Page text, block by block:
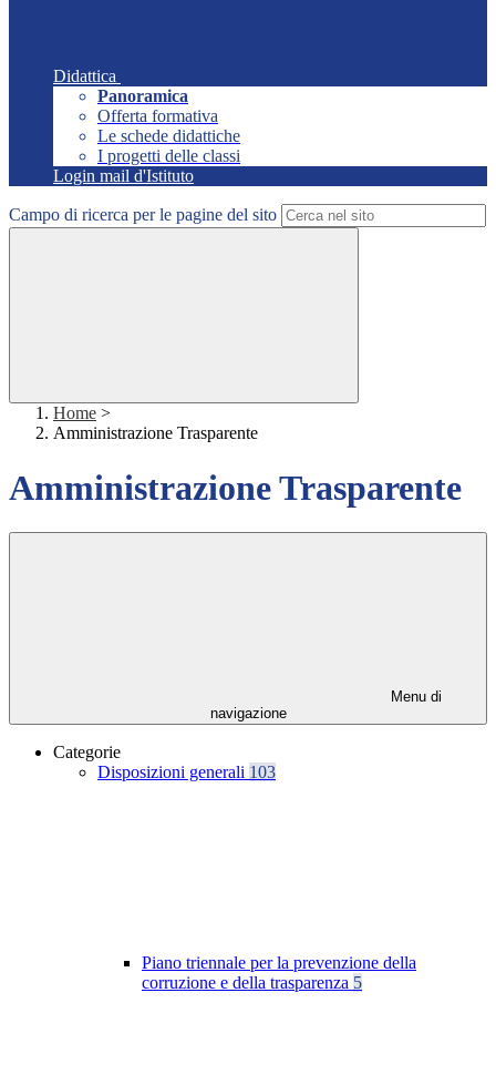
Didattica
Panoramica
Offerta formativa
Le schede didattiche
I progetti delle classi
Login mail d'Istituto
Campo di ricerca per le pagine del sito
Home >
Amministrazione Trasparente
Amministrazione Trasparente
Menu di
navigazione
Categorie
Disposizioni generali 103
Piano triennale per la prevenzione della
corruzione e della trasparenza 5